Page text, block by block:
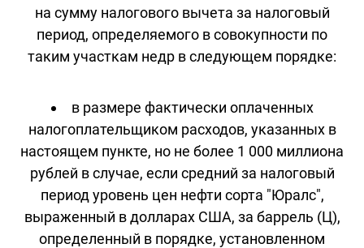
на сумму налогового вычета за налоговый
период, определяемого в совокупности по
таким участкам недр в следующем порядке:
в размере фактически оплаченных
налогоплательщиком расходов, указанных в
настоящем пункте, но не более 1 000 миллиона
рублей в случае, если средний за налоговый
период уровень цен нефти сорта "Юралс",
выраженный в долларах США, за баррель (Ц),
определенный в порядке, установленном